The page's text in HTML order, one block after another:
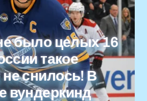
было целых 16
такое
снилось! В
вундеркинд